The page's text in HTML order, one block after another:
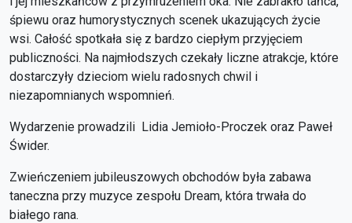
śpiewu oraz humorystycznych scenek ukazujących życie
wsi. Całość spotkała się z bardzo ciepłym przyjęciem
publiczności. Na najmłodszych czekały liczne atrakcje, które
dostarczyły dzieciom wielu radosnych chwil i
niezapomnianych wspomnień.
Wydarzenie prowadzili Lidia Jemioło-Proczek oraz Paweł
Świder.
Zwieńczeniem jubileuszowych obchodów była zabawa
taneczna przy muzyce zespołu Dream, która trwała do
białego rana.